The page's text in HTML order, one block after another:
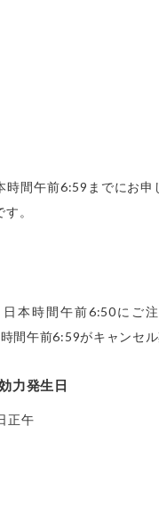
時間午前6:59までにお申
本時間午前6:50にご注
間午前6:59がキャンセル
力発生日
正午